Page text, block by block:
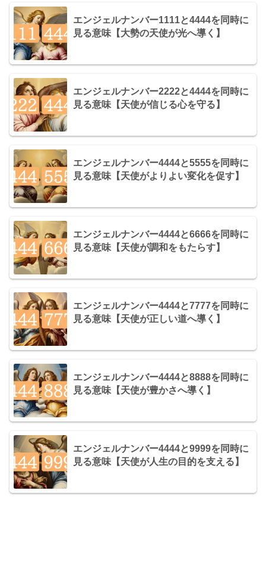
エンジェルナンバー1111と4444を同時に
見る意味【大勢の天使が光へ導く】
エンジェルナンバー2222と4444を同時に
見る意味【天使が信じる心を守る】
エンジェルナンバー4444と5555を同時に
見る意味【天使がよりよい変化を促す】
エンジェルナンバー4444と6666を同時に
見る意味【天使が調和をもたらす】
エンジェルナンバー4444と7777を同時に
見る意味【天使が正しい道へ導く】
エンジェルナンバー4444と8888を同時に
見る意味【天使が豊かさへ導く】
エンジェルナンバー4444と9999を同時に
見る意味【天使が人生の目的を支える】